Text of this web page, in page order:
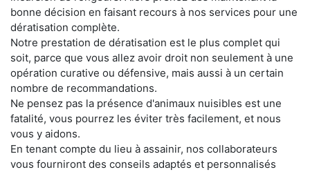
bonne décision en faisant recours à nos services pour une
dératisation complète.
Notre prestation de dératisation est le plus complet qui
soit, parce que vous allez avoir droit non seulement à une
opération curative ou défensive, mais aussi à un certain
nombre de recommandations.
Ne pensez pas la présence d'animaux nuisibles est une
fatalité, vous pourrez les éviter très facilement, et nous
vous y aidons.
En tenant compte du lieu à assainir, nos collaborateurs
vous fourniront des conseils adaptés et personnalisés